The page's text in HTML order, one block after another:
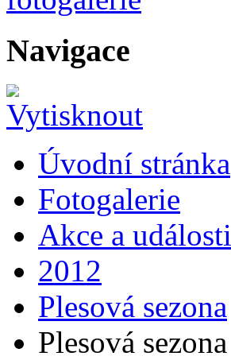
Navigace
Úvodní stránka
Fotogalerie
Akce a události
2012
Plesová sezona
Plesová sezona